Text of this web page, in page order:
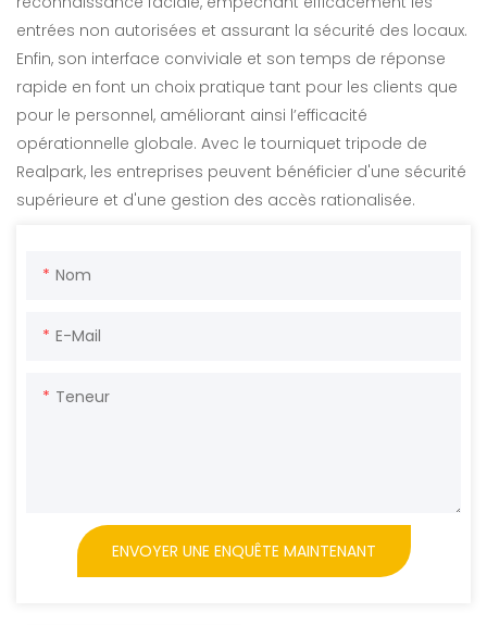
entrées non autorisées et assurant la sécurité des locaux.
Enfin, son interface conviviale et son temps de réponse
rapide en font un choix pratique tant pour les clients que
pour le personnel, améliorant ainsi l’efficacité
opérationnelle globale. Avec le tourniquet tripode de
Realpark, les entreprises peuvent bénéficier d'une sécurité
supérieure et d'une gestion des accès rationalisée.
Nom
E-Mail
Teneur
ENVOYER UNE ENQUÊTE MAINTENANT